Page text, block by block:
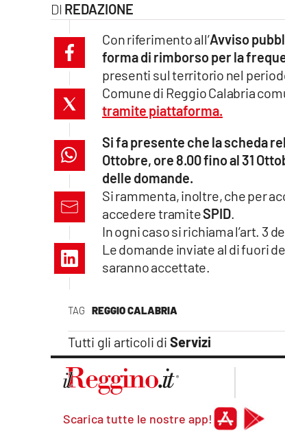
cosenzachannel.it
ilvibonese.it
catanzarochannel.it
lacapitalenews.it
Vai
REDAZIONE
TAG REGGIO CALABRIA
Tutti gli articoli di Servizi
Con riferimento all’Avviso
forma di rimborso per la
presenti sul territorio nel
Comune di Reggio Calabria
tramite piattaforma.
Si fa presente che la scheda
Ottobre, ore 8.00 fino al 31
delle domande.
Si rammenta, inoltre, che per
accedere tramiteSPID.
In ogni caso si richiama l’art. 3
Le domande inviate al di fuori
saranno accettate.
Scarica tutte le nostre app!